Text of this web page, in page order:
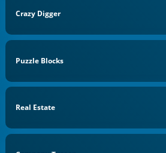
Crazy Digger
Puzzle Blocks
Real Estate